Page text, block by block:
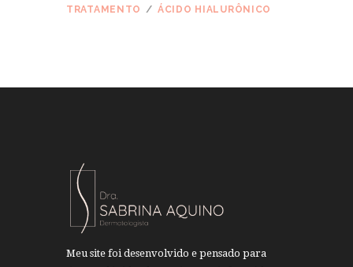
TRATAMENTO
ÁCIDO HIALURÔNICO
Meu site foi desenvolvido e pensado para